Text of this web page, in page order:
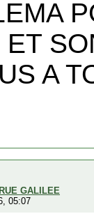
ET
A
GALILEE
05:07